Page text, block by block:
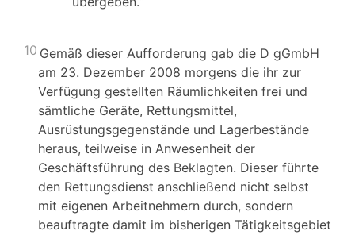
10 Gemäß dieser Aufforderung gab die D gGmbH
am 23. Dezember 2008 morgens die ihr zur
Verfügung gestellten Räumlichkeiten frei und
sämtliche Geräte, Rettungsmittel,
Ausrüstungsgegenstände und Lagerbestände
heraus, teilweise in Anwesenheit der
Geschäftsführung des Beklagten. Dieser führte
den Rettungsdienst anschließend nicht selbst
mit eigenen Arbeitnehmern durch, sondern
beauftragte damit im bisherigen Tätigkeitsgebiet